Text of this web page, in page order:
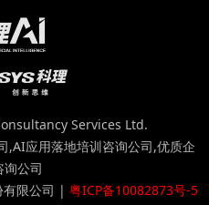
Services Ltd.
,AI应用落地培训咨询公司,优质企
询公司
有限公司 | 粤ICP备10082873号-5